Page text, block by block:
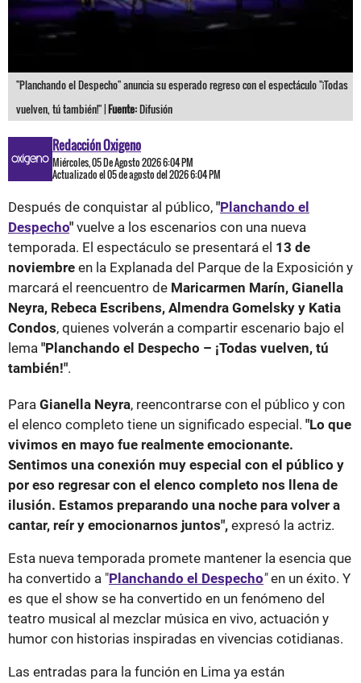
"Planchando el Despecho" anuncia su esperado regreso con el espectáculo "¡Todas
vuelven, tú también!" |Fuente:Difusión
Redacción Oxigeno
Miércoles, 05 De Agosto 2026 6:04 PM
Actualizado el 05 de agosto del 2026 6:04 PM
Después de conquistar al público, "Planchando el
Despecho" vuelve a los escenarios con una nueva
temporada. El espectáculo se presentará el 13 de
noviembre en la Explanada del Parque de la Exposición y
marcará el reencuentro de Maricarmen Marín, Gianella
Neyra, Rebeca Escribens, Almendra Gomelsky y Katia
Condos, quienes volverán a compartir escenario bajo el
lema "Planchando el Despecho – ¡Todas vuelven, tú
también!".
Para Gianella Neyra, reencontrarse con el público y con
el elenco completo tiene un significado especial. "Lo que
vivimos en mayo fue realmente emocionante.
Sentimos una conexión muy especial con el público y
por eso regresar con el elenco completo nos llena de
ilusión. Estamos preparando una noche para volver a
cantar, reír y emocionarnos juntos", expresó la actriz.
Esta nueva temporada promete mantener la esencia que
ha convertido a "Planchando el Despecho"en un éxito. Y
es que el show se ha convertido en un fenómeno del
teatro musical al mezclar música en vivo, actuación y
humor con historias inspiradas en vivencias cotidianas.
Las entradas para la función en Lima ya están